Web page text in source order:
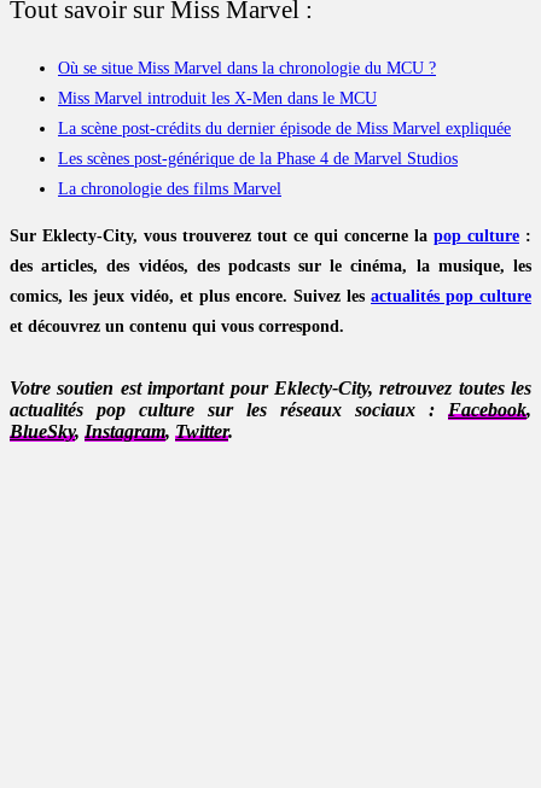
Tout savoir sur Miss Marvel :
Où se situe Miss Marvel dans la chronologie du MCU ?
Miss Marvel introduit les X-Men dans le MCU
La scène post-crédits du dernier épisode de Miss Marvel expliquée
Les scènes post-générique de la Phase 4 de Marvel Studios
La chronologie des films Marvel
Sur Eklecty-City, vous trouverez tout ce qui concerne la pop culture :
des articles, des vidéos, des podcasts sur le cinéma, la musique, les
comics, les jeux vidéo, et plus encore. Suivez les actualités pop culture
et découvrez un contenu qui vous correspond.
Votre soutien est important pour Eklecty-City, retrouvez toutes les
actualités pop culture sur les réseaux sociaux : Facebook,
BlueSky, Instagram, Twitter.